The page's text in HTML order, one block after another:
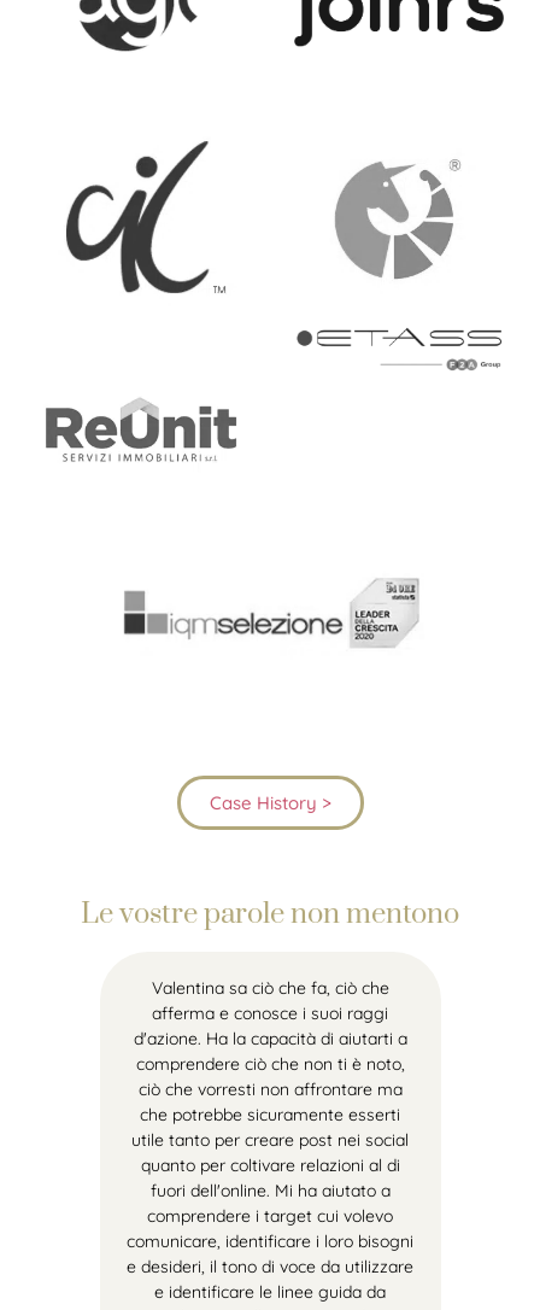
Case History >
Le vostre parole non mentono
Valentina sa ciò che fa, ciò che
afferma e conosce i suoi raggi
d'azione. Ha la capacità di aiutarti a
comprendere ciò che non ti è noto,
ciò che vorresti non affrontare ma
che potrebbe sicuramente esserti
utile tanto per creare post nei social
quanto per coltivare relazioni al di
fuori dell'online. Mi ha aiutato a
comprendere i target cui volevo
comunicare, identificare i loro bisogni
e desideri, il tono di voce da utilizzare
e identificare le linee guida da